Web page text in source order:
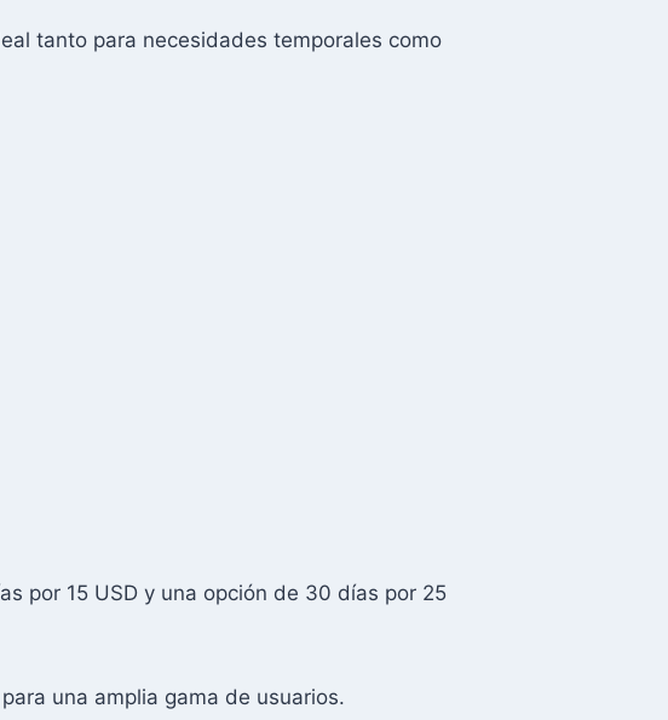
tanto para necesidades temporales como
por 15 USD y una opción de 30 días por 25
una amplia gama de usuarios.